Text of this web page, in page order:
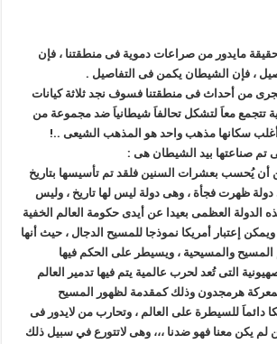
مايدور من صراعات دموية فى منطقتنا ، فإن
، فإن الشيطان يكمن فى التفاصيل .
يجرى من أحداث فى منطقتنا فسوف نجد ثلاثة كيانات
تتجمع معاَ لتشكل تحالفاَ شيطانياَ ضد مجموعة من
سكانها مذهب واحد هو المذهب الشيعى ..!
تم صناعتها بيد الشيطان هى :
أن يُحسب بعشرات السنين فلقد تم تأسيسها بتاريخ
عام 1776، فهى دولة ظهرت فجأة ، وهى دولة ليس لها تاريخ ، وليس
الدولة العظمى بعيدا عن أيدى حكومة العالم الخفية
إعتبار أمريكا نموذجا للمسيح الدجال ، حيث أنها
والمسيحية ، ويسيطر على الحكم فيها
التى تُعد لحرب عالمية يتم فيها تدمير العالم
هرمجدون وذلك كمقدمة لظهور المسيح
دائماَ للسيطرة على العالم ، وتحارب من لايدور فى
لم يكن معنا فهو ضدنا ،،، وهى لاتتورع في سبيل ذلك